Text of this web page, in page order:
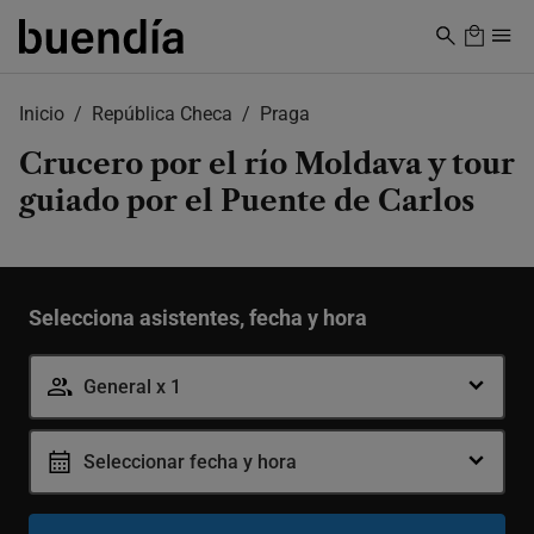
Skip
Inicio República Checa Praga
Crucero por el río Moldava y tour
guiado por el Puente de Carlos
Selecciona asistentes, fecha y hora
General x 1
- +
Seleccionar fecha y hora